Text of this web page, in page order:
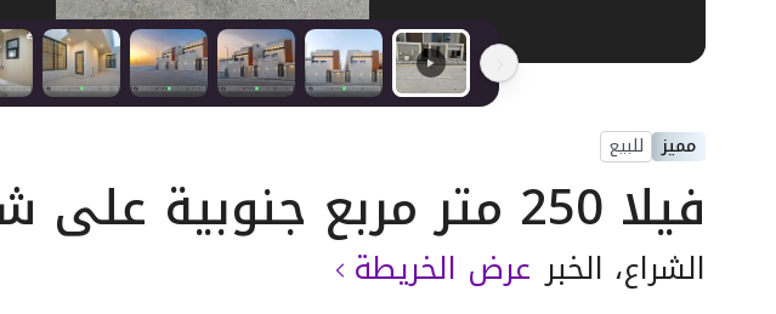
مميز للبيع
فيلا 250 متر مربع جنوبية على شارع 20م
الشراع، الخبر عرض الخريطة